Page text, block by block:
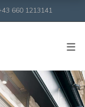
660 1213141